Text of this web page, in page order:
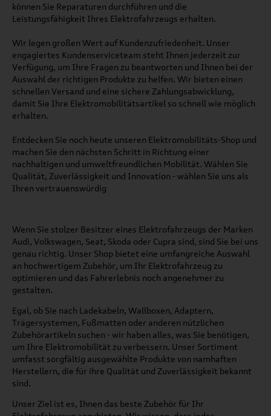
können Sie Reparaturen durchführen und die
Leistungsfähigkeit Ihres Elektrofahrzeugs erhalten.
Wir legen großen Wert auf Kundenzufriedenheit. Unser
engagiertes Kundenserviceteam steht Ihnen jederzeit zur
Verfügung, um Ihre Fragen zu beantworten und Ihnen bei der
Auswahl der richtigen Produkte zu helfen. Wir bieten einen
schnellen Versand und eine sichere Zahlungsabwicklung,
damit Sie Ihre Elektromobilitätsartikel so schnell wie möglich
erhalten.
Entdecken Sie noch heute unseren Elektromobilitäts-Shop und
machen Sie den nächsten Schritt in Richtung einer
nachhaltigen und umweltfreundlichen Mobilität. Wählen Sie
Qualität, Zuverlässigkeit und Innovation - wählen Sie uns als
Ihren vertrauenswürdig
Wenn Sie stolzer Besitzer eines Elektrofahrzeugs der Marken
Audi, Volkswagen, Seat, Skoda oder Cupra sind, sind Sie bei uns
genau richtig. Unser Shop bietet eine umfangreiche Auswahl
an hochwertigem Zubehör, um Ihr Elektrofahrzeug zu
optimieren und das Fahrerlebnis noch angenehmer zu
gestalten.
Egal, ob Sie nach Ladekabeln, Wallboxen, Adaptern,
Trägersystemen, Fußmatten oder anderen nützlichen
Zubehörartikeln suchen - wir haben alles, was Sie benötigen,
um Ihre Elektromobilität zu verbessern. Unser Sortiment
umfasst sorgfältig ausgewählte Produkte von namhaften
Herstellern, die für ihre Qualität und Zuverlässigkeit bekannt
sind.
Unser Ziel ist es, Ihnen das beste Zubehör für Ihr